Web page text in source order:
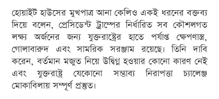
হোয়াইট হাউসের মুখপাত্র আনা কেলিও একই ধরনের বক্তব্য
দিয়ে বলেন, প্রেসিডেন্ট ট্রাম্পের নির্ধারিত সব কৌশলগত
লক্ষ্য অর্জনের জন্য যুক্তরাষ্ট্রের হাতে পর্যাপ্ত ক্ষেপণাস্ত্র,
গোলাবারুদ এবং সামরিক সরঞ্জাম রয়েছে। তিনি দাবি
করেন, বর্তমান মজুত নিয়ে উদ্বিগ্ন হওয়ার কোনো কারণ নেই
এবং যুক্তরাষ্ট্র যেকোনো সম্ভাব্য নিরাপত্তা চ্যালেঞ্জ
মোকাবিলায় সম্পূর্ণ প্রস্তুত।